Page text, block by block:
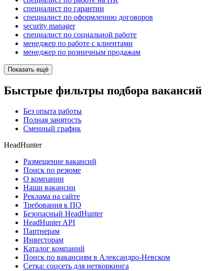
специалист по гарантии
специалист по оформлению договоров
security manager
специалист по социальной работе
менеджер по работе с клиентами
менеджер по розничным продажам
Показать ещё
Быстрые фильтры подбора вакансий
Без опыта работы
Полная занятость
Сменный график
HeadHunter
Размещение вакансий
Поиск по резюме
О компании
Наши вакансии
Реклама на сайте
Требования к ПО
Безопасный HeadHunter
HeadHunter API
Партнерам
Инвесторам
Каталог компаний
Поиск по вакансиям в Александро-Невском
Сетка: соцсеть для нетворкинга